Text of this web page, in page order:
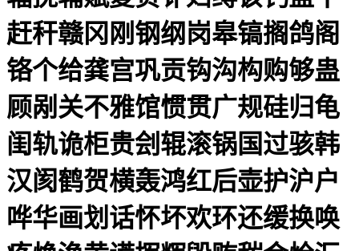
赶秆赣冈刚钢纲岗皋镐搁鸽阁
铬个给龚宫巩贡钩沟构购够蛊
顾剐关不雅馆惯贯广规硅归龟
闺轨诡柜贵刽辊滚锅国过骇韩
汉阂鹤贺横轰鸿红后壶护沪户
哗华画划话怀坏欢环还缓换唤